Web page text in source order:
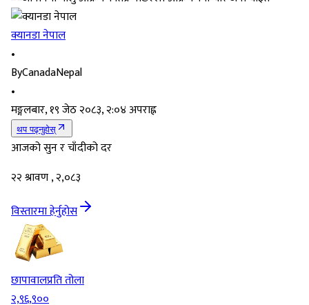
क्यानडा नेपाल
•
ByCanadaNepal
•
मङ्गलबार, १९ जेठ २०८३, २:०४ अपराह्न
थप पढ्नुहोस्
आजको सुन र चाँदीको दर
२२ श्रावण , २,०८३
विस्तारमा हेर्नुहोस
छापावालप्रति तोला
२,९६,९००